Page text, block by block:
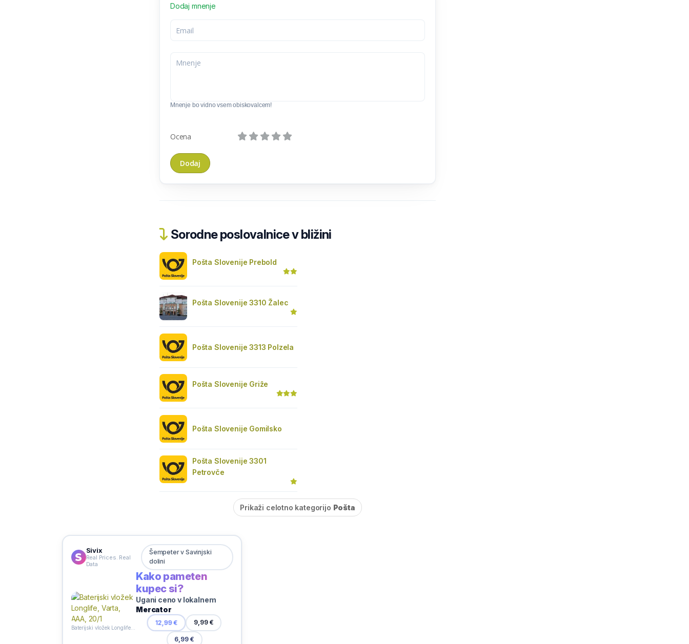
Dodaj mnenje
Mnenje bo vidno vsem obiskovalcem!
Ocena
Sorodne poslovalnice v bližini
Pošta Slovenije Prebold
Pošta Slovenije 3310 Žalec
Pošta Slovenije 3313 Polzela
Pošta Slovenije Griže
Pošta Slovenije Gomilsko
Pošta Slovenije 3301
Petrovče
Prikaži celotno kategorijo Pošta
Sivix
Real Prices. Real
Data
Šempeter v Savinjski
dolini
Baterijski vložek Longlife, Varta, AAA, 20/1
Kako pameten
kupec si?
Ugani ceno v lokalnem
Mercator
12,99 € 9,99 €
6,99 €